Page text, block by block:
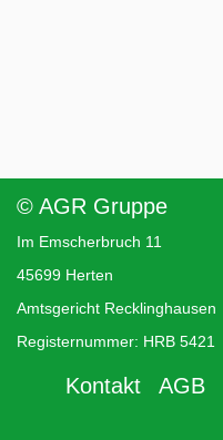
© AGR Gruppe
Im Emscherbruch 11
45699 Herten
Amtsgericht Recklinghausen
Registernummer: HRB 5421
Kontakt AGB